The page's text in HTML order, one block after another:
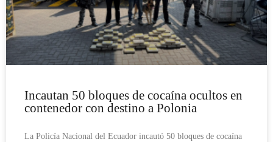
Incautan 50 bloques de cocaína ocultos en
contenedor con destino a Polonia
La Policía Nacional del Ecuador incautó 50 bloques de cocaína